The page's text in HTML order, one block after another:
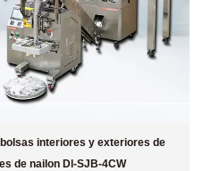
interiores y exteriores de
de nailon Dl-SJB-4CW